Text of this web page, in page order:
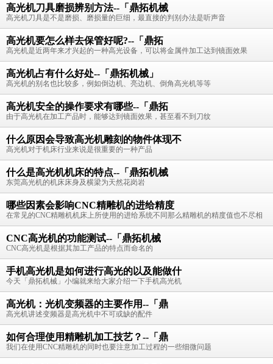
高光机刀具磨损辨别方法--「鼎拓机械
高光机刀具是不是磨损、磨损量的巨细，最直接的判别办法是听声音
高光机要怎么样去保管好呢?--「鼎拓
高光机是近两年来才兴起的一种高光设备，可以将金属件加工达到镜面效果
高光机占有什么好处--「鼎拓机械」
高光机的别名也比较多，例如倒边机、亮边机、倒角高光机等等
高光机安全的操作要求有哪些--「鼎拓
由于高光机在加工产品时，能够达到镜面效果，甚至看不到刀纹
什么原因会导致高光机雕刻的物件体现不
高光机对于机床行业来说是很重要的一种产品
什么是高光机机床的特点--「鼎拓机械
东莞高光机的机床床身及横梁为天然花岗岩
哪些因素会影响CNC精雕机的进给精度
在常见的CNC精雕机机床上所使用的进给系统不同那么精雕机的精度值也不尽相
CNC高光机的功能测试--「鼎拓机械
CNC高光机是根据其加工产品的特点而命名的
手机高光机是如何进行高光的以及能做什
今天「鼎拓机械」小编就来给大家介绍一下手机高光机
高光机：光机变频器的主要作用--「鼎
高光机讲述变频器是高光机中不可或缺的配件
如何合理使用精雕机加工技艺？--「鼎
我们在使用CNC精雕机的同时也要注意加工过程的一些细微问题